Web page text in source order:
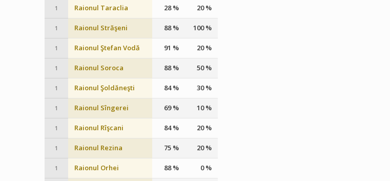
1 Raionul Taraclia 28 % 20 %
1 Raionul Străşeni 88 % 100 %
1 Raionul Ştefan Vodă 91 % 20 %
1 Raionul Soroca 88 % 50 %
1 Raionul Şoldăneşti 84 % 30 %
1 Raionul Sîngerei 69 % 10 %
1 Raionul Rîşcani 84 % 20 %
1 Raionul Rezina 75 % 20 %
1 Raionul Orhei 88 % 0 %